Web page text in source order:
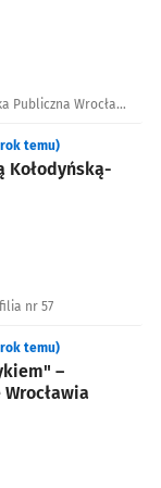
Publiczna Wrocław
Kołodyńską-
rok temu)
nr 57
–
rok temu)